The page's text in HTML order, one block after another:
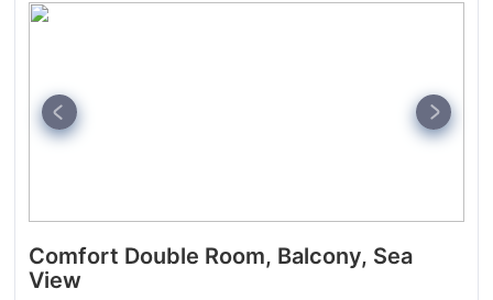
Comfort Double Room, Balcony, Sea
View